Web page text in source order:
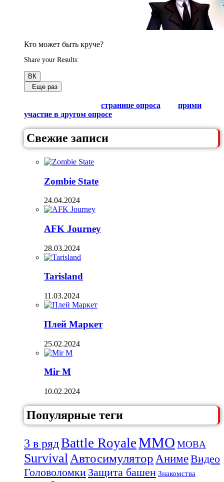
Кто может быть круче?
Share your Results:
ВК
Еще раз
странице опроса
прими
участие в другом опросе
Свежие записи
Zombie State
24.04.2024
AFK Journey
28.03.2024
Tarisland
11.03.2024
Плей Маркет
25.02.2024
Mir M
10.02.2024
Популярные теги
3 в рядBattle RoyaleMMO MOBA
Survival Автосимулятор АнимеВидео
Головоломки Защита башен Знакомства